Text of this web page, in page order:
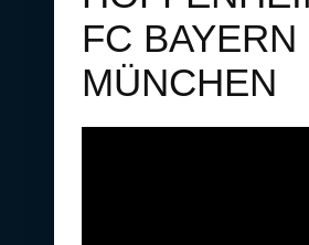
FC BAYERN
MÜNCHEN